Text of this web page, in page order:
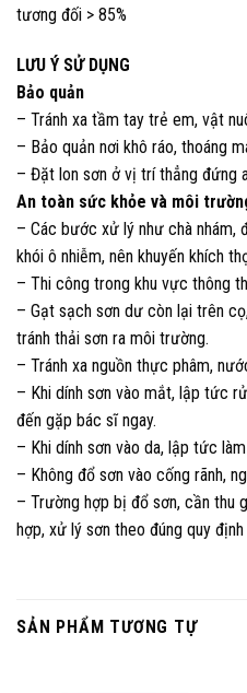
tương đối > 85%
LƯU Ý SỬ DỤNG
Bảo quản
– Tránh xa tầm tay trẻ em, vật
– Bảo quản nơi khô ráo, thoáng
– Đặt lon sơn ở vị trí thẳng đứng
An toàn sức khỏe và môi
– Các bước xử lý như chà nhám,
khói ô nhiễm, nên khuyến khích
– Thi công trong khu vực thông
– Gạt sạch sơn dư còn lại trên
tránh thải sơn ra môi trường.
– Tránh xa nguồn thực phâm,
– Khi dính sơn vào mắt, lập tức
đến gặp bác sĩ ngay.
– Khi dính sơn vào da, lập tức
– Không đổ sơn vào cống rãnh,
– Trường hợp bị đổ sơn, cần thu
hợp, xử lý sơn theo đúng quy
SẢN PHẨM TƯƠNG TỰ